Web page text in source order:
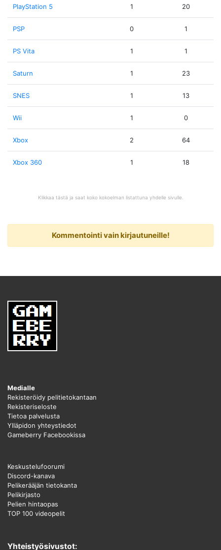
PlayStation 5 1 20
PSP 0 1
PS Vita 1 1
Saturn 1 23
SNES 1 13
Wii 1 0
Xbox 2 64
Xbox 360 1 18
Klikkaa tästä ja saat koko kokoelman listattuna yhdelle sivulle.
Kommentointi vain kirjautuneille!
Medialle
Rekisteröidy pelitietokantaan
Rekisteriseloste
Tietoa palvelusta
Ylläpidon yhteystiedot
Gameberry Facebookissa
Keskustelufoorumi
Discord-kanava
Pelikerääjän tietokanta
Pelikirjasto
Pelien hintaopas
TOP 100 videopelit
Yhteistyösivustot: